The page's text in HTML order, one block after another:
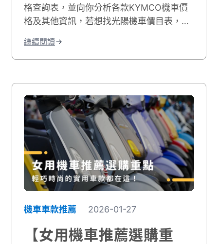
格查詢表，並向你分析各款KYMCO機車價
格及其他資訊，若想找光陽機車價目表，看
車行，帶你找到符合理想預算的機車！
繼續閱讀
機車車款推薦 2026-01-27
【女用機車推薦選購重